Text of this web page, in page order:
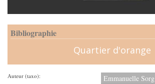
Bibliographie
Quartier d'orange
Auteur (taxo): Emmanuelle Sorg